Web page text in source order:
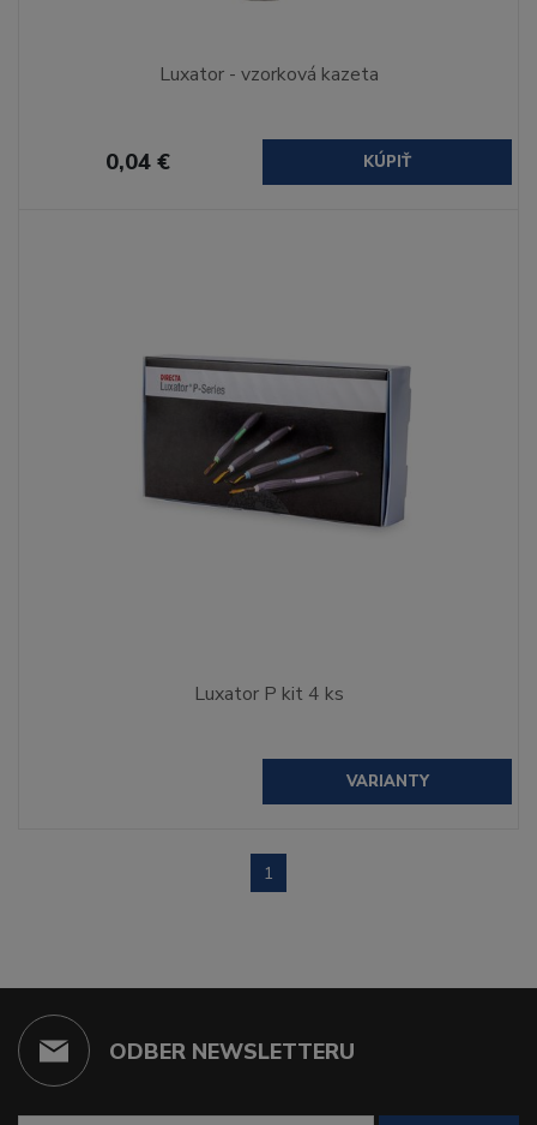
Luxator - vzorková kazeta
0,04 € KÚPIŤ
Luxator P kit 4 ks
VARIANTY
1
ODBER NEWSLETTERU